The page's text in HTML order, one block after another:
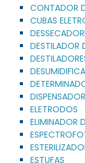
CONTADOR
CUBAS
DESTILADOR
ELETRODOS
ELIMINADOR
ESTUFAS